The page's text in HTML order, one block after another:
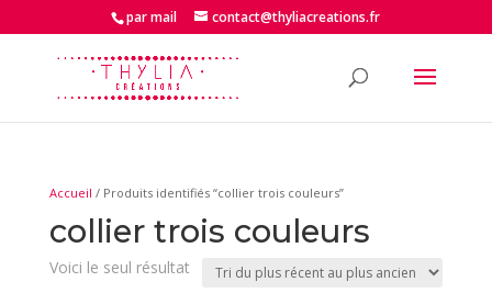
par mail contact@thyliacreations.fr
Accueil / Produits identifiés “collier trois couleurs”
collier trois couleurs
Voici le seul résultat